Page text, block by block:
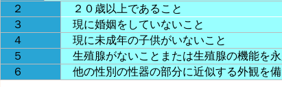
２
２０歳以上であること
３
現に婚姻をしていないこと
４
現に未成年の子供がいないこと
５
生殖腺がないことまたは生殖腺の機能を
６
他の性別の性器の部分に近似する外観を備